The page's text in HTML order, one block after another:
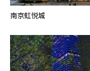
南京虹悦城